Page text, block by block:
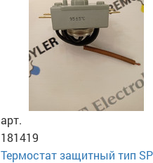
арт.
181419
Термостат защитный тип